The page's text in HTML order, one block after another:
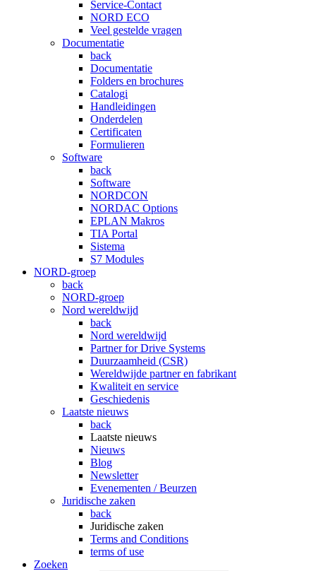
Service-Contact
NORD ECO
Veel gestelde vragen
Documentatie
back
Documentatie
Folders en brochures
Catalogi
Handleidingen
Onderdelen
Certificaten
Formulieren
Software
back
Software
NORDCON
NORDAC Options
EPLAN Makros
TIA Portal
Sistema
S7 Modules
NORD-groep
back
NORD-groep
Nord wereldwijd
back
Nord wereldwijd
Partner for Drive Systems
Duurzaamheid (CSR)
Wereldwijde partner en fabrikant
Kwaliteit en service
Geschiedenis
Laatste nieuws
back
Laatste nieuws
Nieuws
Blog
Newsletter
Evenementen / Beurzen
Juridische zaken
back
Juridische zaken
Terms and Conditions
terms of use
Zoeken